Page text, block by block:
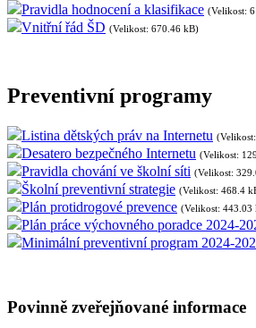
Pravidla hodnocení a klasifikace (Velikost:
Vnitřní řád ŠD (Velikost: 670.46 kB)
Preventivní programy
Listina dětských práv na Internetu
Desatero bezpečného Internetu (Velikost:
Pravidla chování ve školní síti (Velikost:
Školní preventivní strategie (Velikost: 468.4
Plán protidrogové prevence (Velikost: 443.03
Plán práce výchovného poradce 2024-
Minimální preventivní program 2024-
Povinně zveřejňované informace